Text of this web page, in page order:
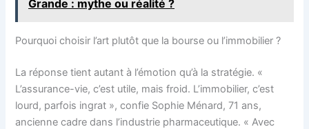
Grande : mythe ou réalité ?
Pourquoi choisir l’art plutôt que la bourse ou l’immobilier ?
La réponse tient autant à l’émotion qu’à la stratégie. «
L’assurance-vie, c’est utile, mais froid. L’immobilier, c’est
lourd, parfois ingrat », confie Sophie Ménard, 71 ans,
ancienne cadre dans l’industrie pharmaceutique. « Avec